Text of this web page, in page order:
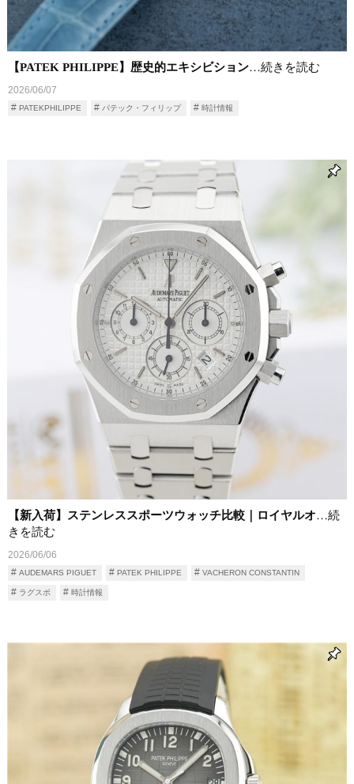
【PATEK PHILIPPE】歴史的エキシビション…続きを読む
2026/06/07
PATEKPHILIPPE パテック・フィリップ 時計情報
【新入荷】ステンレススポーツウォッチ比較｜ロイヤルオ…続
きを読む
2026/06/06
AUDEMARS PIGUET PATEK PHILIPPE VACHERON CONSTANTIN
ラグスポ 時計情報